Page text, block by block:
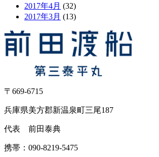
2017年4月 (32)
2017年3月 (13)
〒669-6715
兵庫県美方郡新温泉町三尾187
代表 前田泰典
携帯：090-8219-5475